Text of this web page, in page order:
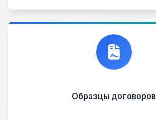
Образцы договоров
Договор купли-продажи